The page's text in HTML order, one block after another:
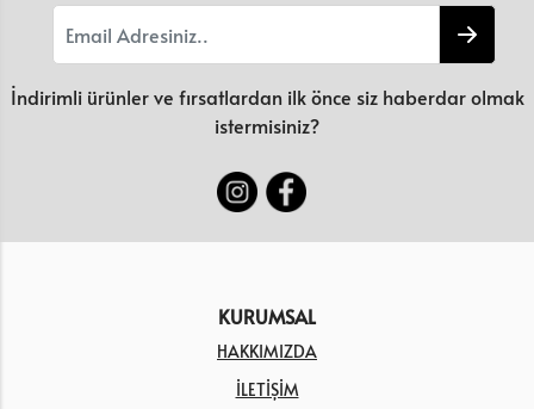
İndirimli ürünler ve fırsatlardan ilk önce siz haberdar olmak
istermisiniz?
KURUMSAL
HAKKIMIZDA
İLETİŞİM